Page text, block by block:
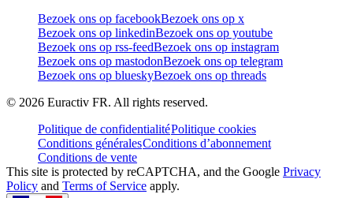
Bezoek ons op facebookBezoek ons op x
Bezoek ons op linkedinBezoek ons op youtube
Bezoek ons op rss-feedBezoek ons op instagram
Bezoek ons op mastodonBezoek ons op telegram
Bezoek ons op blueskyBezoek ons op threads
© 2026 Euractiv FR. All rights reserved.
Politique de confidentialitéPolitique cookies
Conditions généralesConditions d’abonnement
Conditions de vente
This site is protected by reCAPTCHA, and the Google Privacy
Policy and Terms of Service apply.